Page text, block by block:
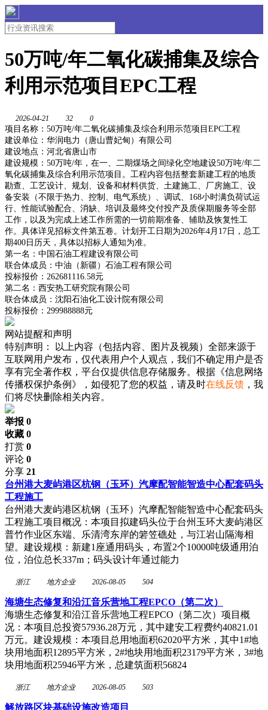
50万吨/年二氧化碳捕集及综合
利用示范项目EPC工程
2026-04-21 32 0
项目名称：50万吨/年二氧化碳捕集及综合利用示范项目EPC工程
建设单位：华润电力（唐山曹妃甸）有限公司
建设地点：河北省唐山市
建设规模：50万吨/年，在一、二期煤场之间绿化空地建设50万吨/年二
氧化碳捕集及综合利用示范项目。工程内容包括整套新建工程的地质
勘查、工艺设计、规划、设备和材料供货、土建施工、厂房施工、设
备安装（不限于热力、控制、电气系统）、调试、168小时满负荷试运
行、性能试验配合、消缺、培训及最终交付投产及质保期服务等全部
工作，以及为完成上述工作所需的一切前期准备、辅助及恢复性工
作。具体详见招标文件第五卷。计划开工日期为2026年4月17日，总工
期400日历天，具体以招标人通知为准。
第一名：中国石油工程建设有限公司
联合体成员：中油（新疆）石油工程有限公司
投标报价：262681116.58元
第二名：西安热工研究院有限公司
联合体成员：沈阳石油化工设计院有限公司
投标报价：299988888元
网站提醒和声明
特别声明：
以上内容（包括内容、图片及视频）全部来源于
互联网用户发布，仅代表用户个人观点，我们不确定用户是否
享有完全著作权，平台仅提供信息存储服务。根据《信息网络
传播权保护条例》，如侵犯了您的权益，请及时在线反馈 ，我
们将尽快删除相关内容。
举报 0
收藏 0
打赏 0
评论 0
分享 21
台州港大麦屿港区杭钢（玉环）汽摩配智能智造中心配套码头
工程施工
台州港大麦屿港区杭钢（玉环）汽摩配智能智造中心配套码头
工程施工项目概况：本项目拟建码头位于台州玉环大麦屿港区
普竹作业区东端、乐清湾东岸的箬笠礁处，与江岩山隔海相
望。建设规模：新建1座通用码头，布置2个10000吨级通用泊
位，泊位总长337m；码头设计年通过能力
浙江 地方企业 2026-08-05 504
海塘生态修复和沿江音乐营地工程EPCO（第二次）
海塘生态修复和沿江音乐营地工程EPCO（第二次）项目概
况：本项目总投资57936.28万元，其中建安工程费约40821.01
万元。建设规模：本项目总用地面积62020平方米，其中1#地
块用地面积12895平方米，2#地块用地面积23179平方米，3#地
块用地面积25946平方米，总建筑面积56824
浙江 地方企业 2026-08-05 503
解放路区块基础设施改造项目